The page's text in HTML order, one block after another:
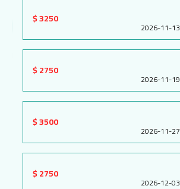
2026-11-13
3250 $
2026-11-19
2750 $
2026-11-27
3500 $
2026-12-03
2750 $